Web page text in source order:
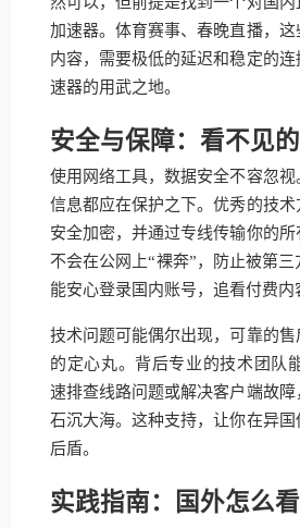
加速器。体育赛事、春晚直播，
内容，需要极低的延迟和稳定的
速器的用武之地。
安全与保障：看不见
使用网络工具，数据安全不容忽
信息都应在保护之下。优秀的技
安全加密，并通过专线传输你的
不会在公网上“裸奔”，防止被第
能安心登录国内账号，追看付费内
技术问题可能偶尔出现，可靠的
的定心丸。背后专业的技术团队
速排查线路问题或解决客户端故
石沉大海。这种支持，让你在异
后盾。
实践指南：国外怎么